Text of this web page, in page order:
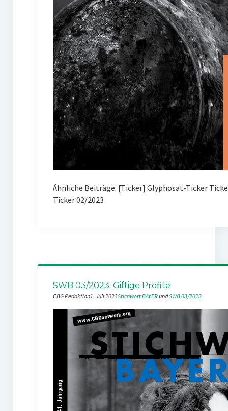
Ähnliche Beiträge: [Ticker] Glyphosat-Ticker
Ticker 02/2023
SWB 03/2023: Giftige Profite
CBG Redaktion1. Juli 2023Stichwort BAYER und SWB 03/2023